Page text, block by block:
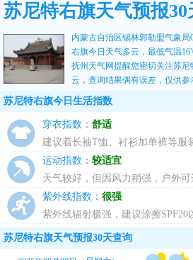
苏尼特右旗天气预报30
内蒙古自治区锡林郭勒盟气象
右旗今日天气多云，最低气温
抚州天气网提醒您密切关注苏尼
云，查询结果偶有误差，仅供参
苏尼特右旗今日生活指数
穿衣指数： 舒适
建议着长袖T恤、衬衫加单裤等服
袖衬衫、马甲和长裤。
运动指数： 较适宜
天气较好，但因风力稍强，户外
动，推荐您进行室内运动。
紫外线指数： 很强
紫外线辐射极强，建议涂擦SPF20
尽量避免暴露于日光下。
苏尼特右旗天气预报30天查询